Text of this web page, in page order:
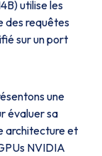
utilise les
des requêtes
sur un port
une
évaluer sa
architecture et
NVIDIA